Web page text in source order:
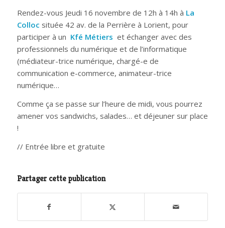
Rendez-vous Jeudi 16 novembre de 12h à 14h à La
Colloc située 42 av. de la Perrière à Lorient, pour
participer à un Kfé Métiers et échanger avec des
professionnels du numérique et de l’informatique
(médiateur-trice numérique, chargé-e de
communication e-commerce, animateur-trice
numérique…
Comme ça se passe sur l’heure de midi, vous pourrez
amener vos sandwichs, salades… et déjeuner sur place
!
// Entrée libre et gratuite
Partager cette publication